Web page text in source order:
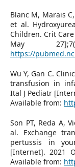
Blanc M, Marais
et al.
Children. Crit
May
https://
Wu Y, Gan C.
transfusion in
Ital J Pediatr
Available from:
Son PT, Reda A,
al. Exchange
pertussis in
[Internet]. 2021
Available from: